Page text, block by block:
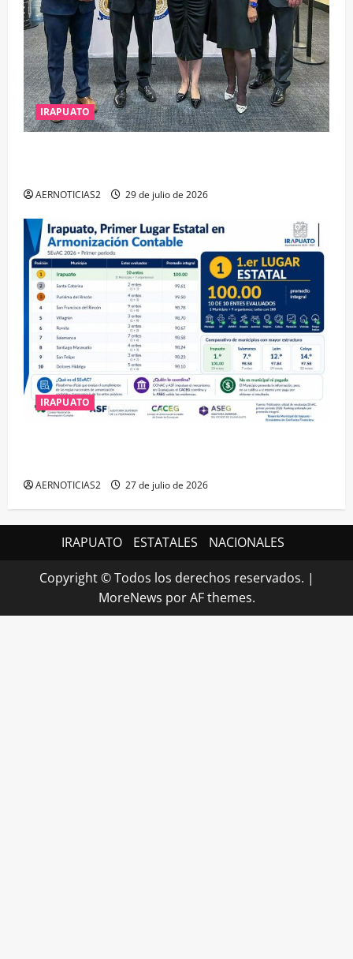
IRAPUATO
AERNOTICIAS2 29 de julio de 2026
IRAPUATO
AERNOTICIAS2 27 de julio de 2026
IRAPUATO ESTATALES NACIONALES
Copyright © Todos los derechos reservados. |
MoreNews por AF themes.